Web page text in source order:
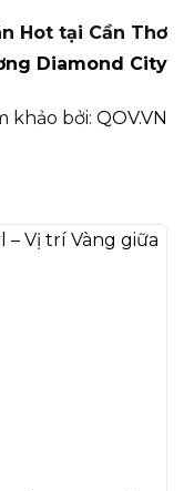
Hot tại Cần Thơ
Diamond City
khảo bởi: QOV.VN